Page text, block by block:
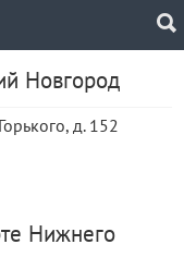
Новгород
д. 152
Нижнего